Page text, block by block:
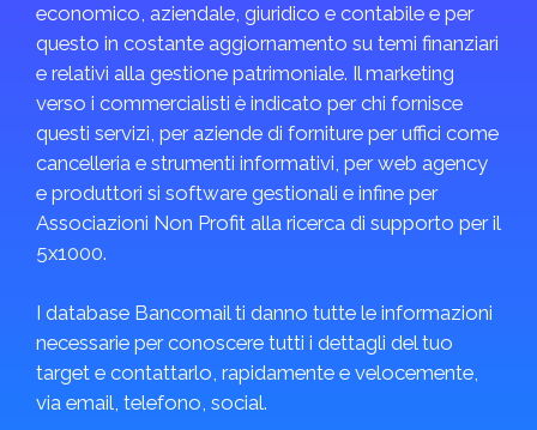
economico, aziendale, giuridico e contabile e per
questo in costante aggiornamento su temi finanziari
e relativi alla gestione patrimoniale. Il marketing
verso i commercialisti è indicato per chi fornisce
questi servizi, per aziende di forniture per uffici come
cancelleria e strumenti informativi, per web agency
e produttori si software gestionali e infine per
Associazioni Non Profit alla ricerca di supporto per il
5x1000.
I database Bancomail ti danno tutte le informazioni
necessarie per conoscere tutti i dettagli del tuo
target e contattarlo, rapidamente e velocemente,
via email, telefono, social.